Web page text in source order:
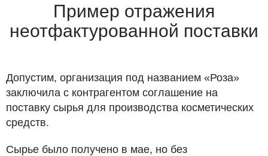
Пример отражения
неотфактурованной поставки
Допустим, организация под названием «Роза»
заключила с контрагентом соглашение на
поставку сырья для производства косметических
средств.
Сырье было получено в мае, но без